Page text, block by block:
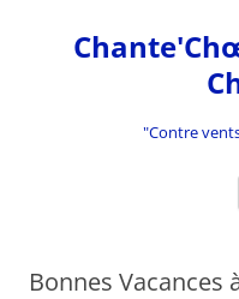
contenu
"Contre
Bonnes Vacances